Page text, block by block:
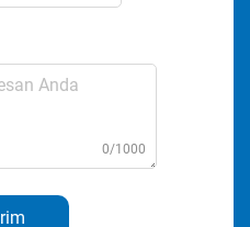
0/1000